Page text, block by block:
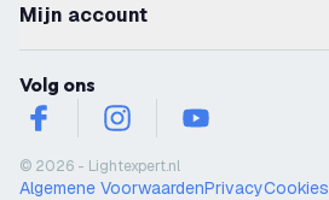
Mijn account
Volg ons
facebookinstagramyoutube
© 2026 - Lightexpert.nl
Algemene VoorwaardenPrivacyCookies